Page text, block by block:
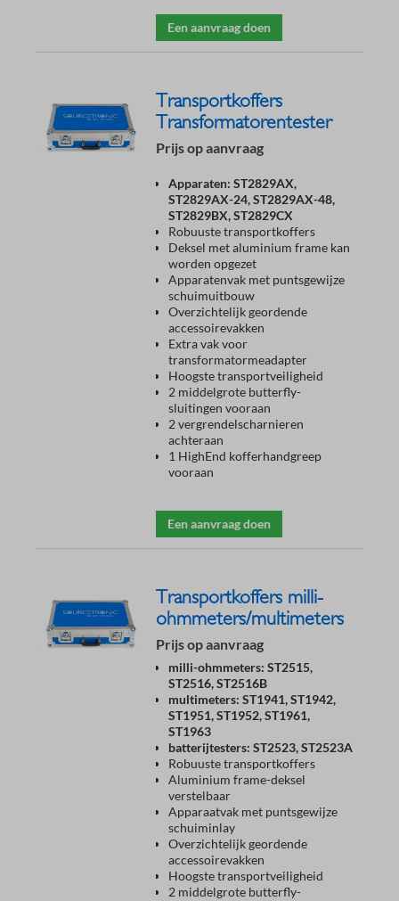
Een aanvraag doen
Transportkoffers
Transformatorentester
Prijs op aanvraag
Apparaten: ST2829AX,
ST2829AX-24, ST2829AX-48,
ST2829BX, ST2829CX
Robuuste transportkoffers
Deksel met aluminium frame kan
worden opgezet
Apparatenvak met puntsgewijze
schuimuitbouw
Overzichtelijk geordende
accessoirevakken
Extra vak voor
transformatormeadapter
Hoogste transportveiligheid
2 middelgrote butterfly-
sluitingen vooraan
2 vergrendelscharnieren
achteraan
1 HighEnd kofferhandgreep
vooraan
Een aanvraag doen
Transportkoffers milli-
ohmmeters/multimeters
Prijs op aanvraag
milli-ohmmeters: ST2515,
ST2516, ST2516B
multimeters: ST1941, ST1942,
ST1951, ST1952, ST1961,
ST1963
batterijtesters: ST2523, ST2523A
Robuuste transportkoffers
Aluminium frame-deksel
verstelbaar
Apparaatvak met puntsgewijze
schuiminlay
Overzichtelijk geordende
accessoirevakken
Hoogste transportveiligheid
2 middelgrote butterfly-